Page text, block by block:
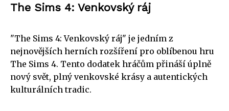
The Sims 4: Venkovský ráj
"The Sims 4: Venkovský ráj" je jedním z
nejnovějších herních rozšíření pro oblíbenou hru
The Sims 4. Tento dodatek hráčům přináší úplně
nový svět, plný venkovské krásy a autentických
kulturálních tradic.